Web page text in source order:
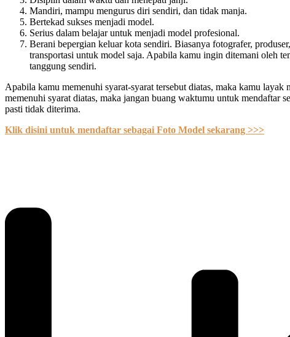
Mandiri, mampu mengurus diri sendiri, dan tidak manja.
Bertekad sukses menjadi model.
Serius dalam belajar untuk menjadi model profesional.
Berani bepergian keluar kota sendiri. Biasanya fotografer,
transportasi untuk model saja. Apabila kamu ingin ditemani oleh
tanggung sendiri.
Apabila kamu memenuhi syarat-syarat tersebut diatas, maka kamu
memenuhi syarat diatas, maka jangan buang waktumu untuk mendaftar
pasti tidak diterima.
Klik disini untuk mendaftar sebagai Foto Model sekarang >>>